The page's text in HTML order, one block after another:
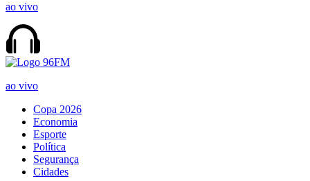
ao vivo
ao vivo
Copa 2026
Economia
Esporte
Política
Segurança
Cidades